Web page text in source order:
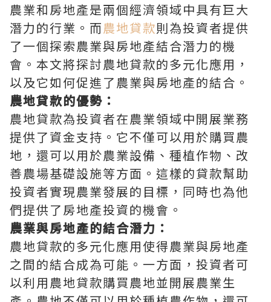
農業和房地產是兩個經濟領域中具有巨大
潛力的行業。而農地貸款則為投資者提供
了一個探索農業與房地產結合潛力的機
會。本文將探討農地貸款的多元化應用，
以及它如何促進了農業與房地產的結合。
農地貸款的優勢：
農地貸款為投資者在農業領域中開展業務
提供了資金支持。它不僅可以用於購買農
地，還可以用於農業設備、種植作物、改
善農場基礎設施等方面。這樣的貸款幫助
投資者實現農業發展的目標，同時也為他
們提供了房地產投資的機會。
農業與房地產的結合潛力：
農地貸款的多元化應用使得農業與房地產
之間的結合成為可能。一方面，投資者可
以利用農地貸款購買農地並開展農業生